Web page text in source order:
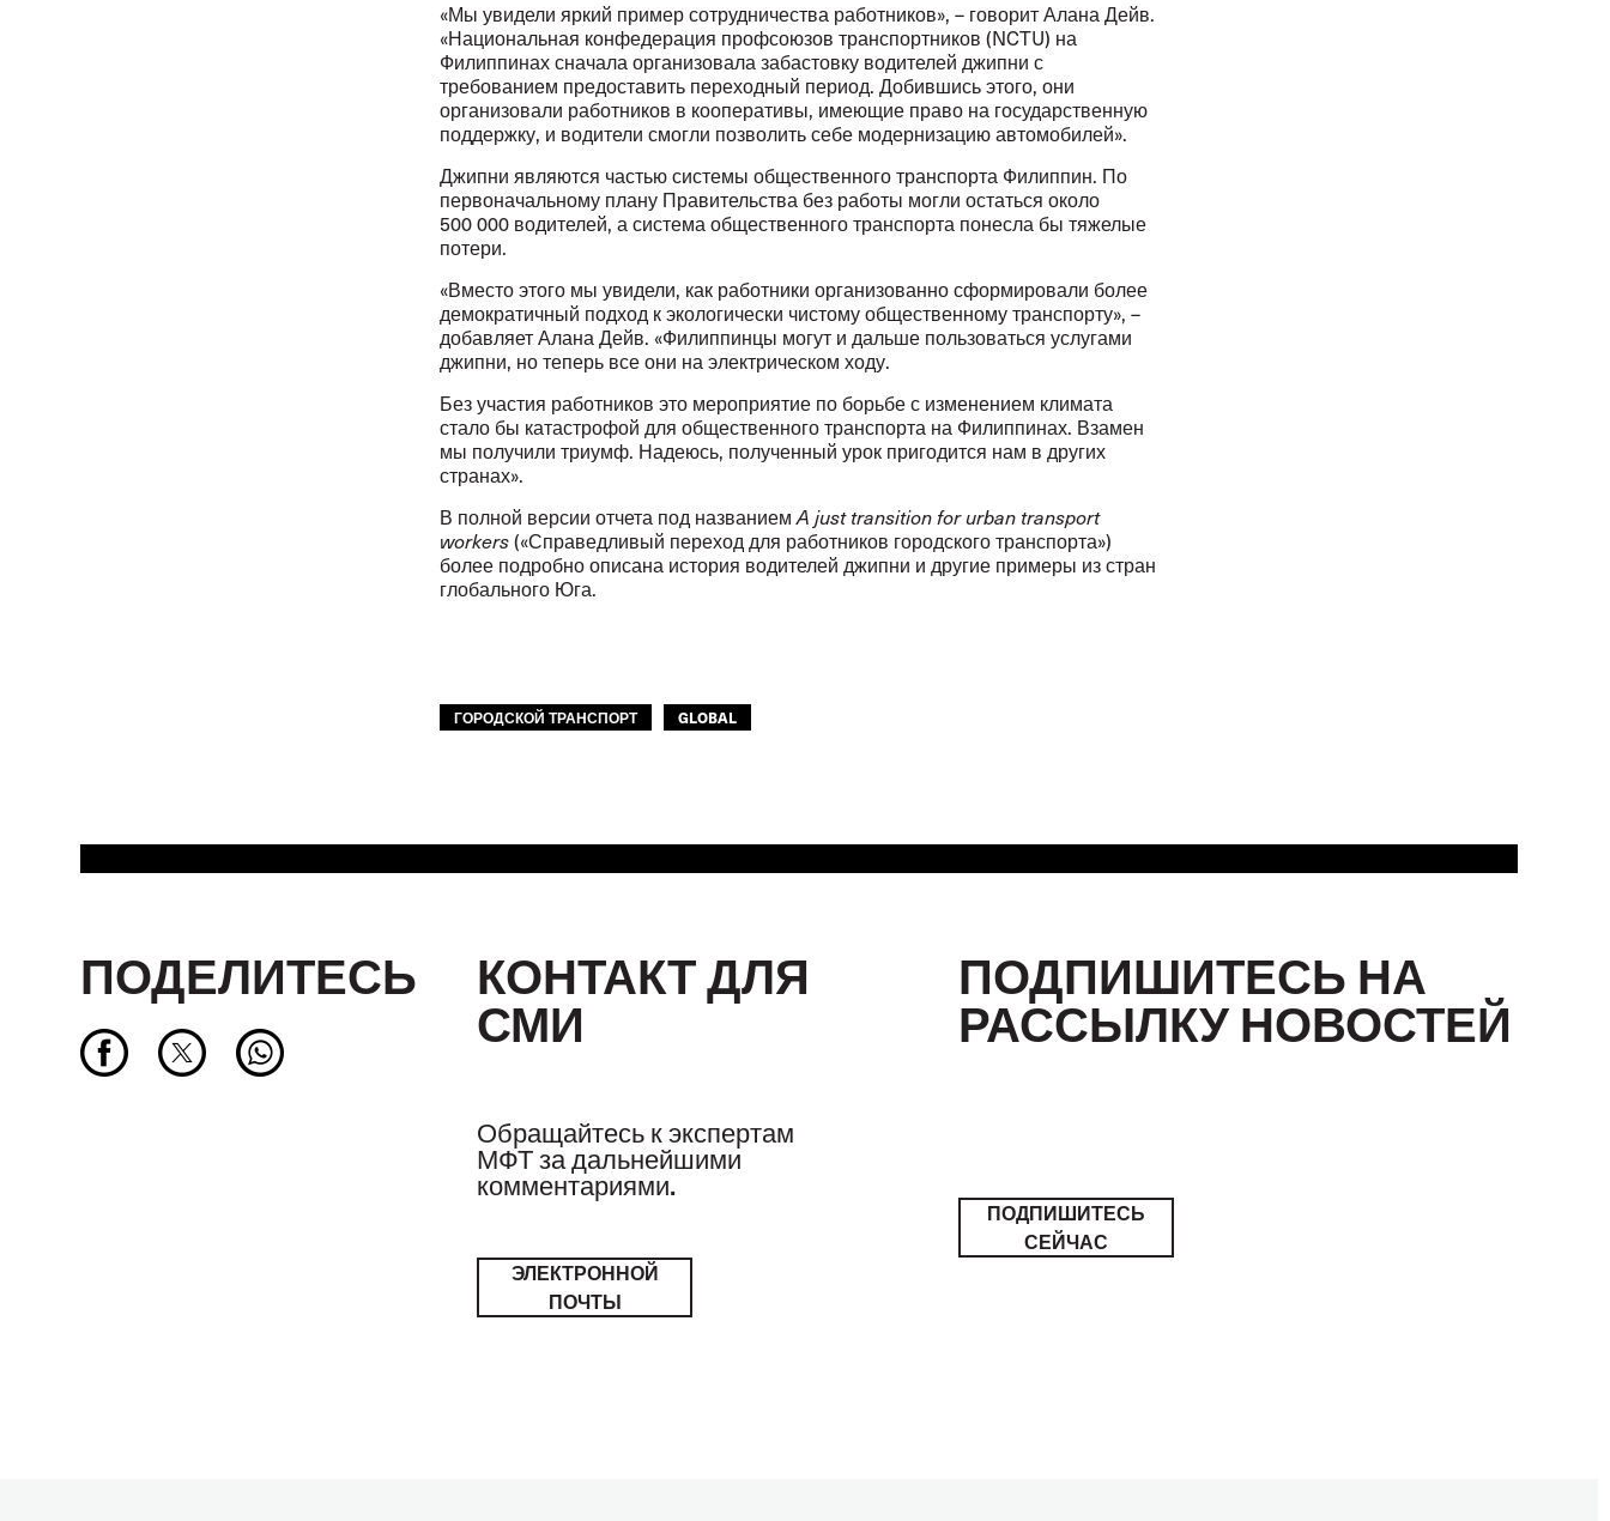
«Мы увидели яркий пример сотрудничества работников», – говорит Алана Дейв.
«Национальная конфедерация профсоюзов транспортников (NCTU) на
Филиппинах сначала организовала забастовку водителей джипни с
требованием предоставить переходный период. Добившись этого, они
организовали работников в кооперативы, имеющие право на государственную
поддержку, и водители смогли позволить себе модернизацию автомобилей».
Джипни являются частью системы общественного транспорта Филиппин. По
первоначальному плану Правительства без работы могли остаться около
500 000 водителей, а система общественного транспорта понесла бы тяжелые
потери.
«Вместо этого мы увидели, как работники организованно сформировали более
демократичный подход к экологически чистому общественному транспорту», –
добавляет Алана Дейв. «Филиппинцы могут и дальше пользоваться услугами
джипни, но теперь все они на электрическом ходу.
Без участия работников это мероприятие по борьбе с изменением климата
стало бы катастрофой для общественного транспорта на Филиппинах. Взамен
мы получили триумф. Надеюсь, полученный урок пригодится нам в других
странах».
В полной версии отчета под названием A just transition for urban transport
workers(«Справедливый переход для работников городского транспорта»)
более подробно описана история водителей джипни и другие примеры из стран
глобального Юга.
ГОРОДСКОЙ ТРАНСПОРТ GLOBAL
ПОДЕЛИТЕСЬ КОНТАКТ ДЛЯ
СМИ
Обращайтесь к экспертам
МФТ за дальнейшими
комментариями.
ЭЛЕКТРОННОЙ
ПОЧТЫ
ПОДПИШИТЕСЬ НА
РАССЫЛКУ НОВОСТЕЙ
ПОДПИШИТЕСЬ
СЕЙЧАС